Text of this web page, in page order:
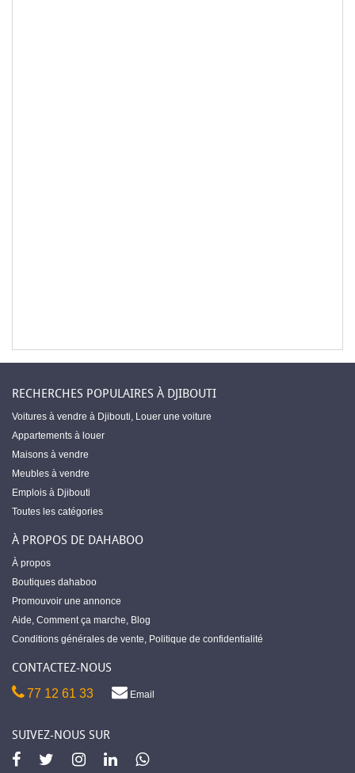
RECHERCHES POPULAIRES À DJIBOUTI
Voitures à vendre à Djibouti, Louer une voiture
Appartements à louer
Maisons à vendre
Meubles à vendre
Emplois à Djibouti
Toutes les catégories
À PROPOS DE DAHABOO
À propos
Boutiques dahaboo
Promouvoir une annonce
Aide, Comment ça marche, Blog
Conditions générales de vente, Politique de confidentialité
CONTACTEZ-NOUS
77 12 61 33 Email
SUIVEZ-NOUS SUR